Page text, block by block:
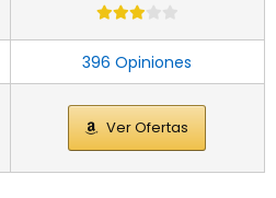
396 Opiniones
Ver Ofertas